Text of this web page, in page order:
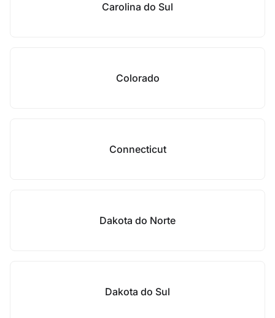
Carolina do Sul
Colorado
Connecticut
Dakota do Norte
Dakota do Sul